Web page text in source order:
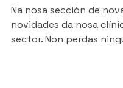
Na nosa sección de
novidades da nosa
sector. Non perdas